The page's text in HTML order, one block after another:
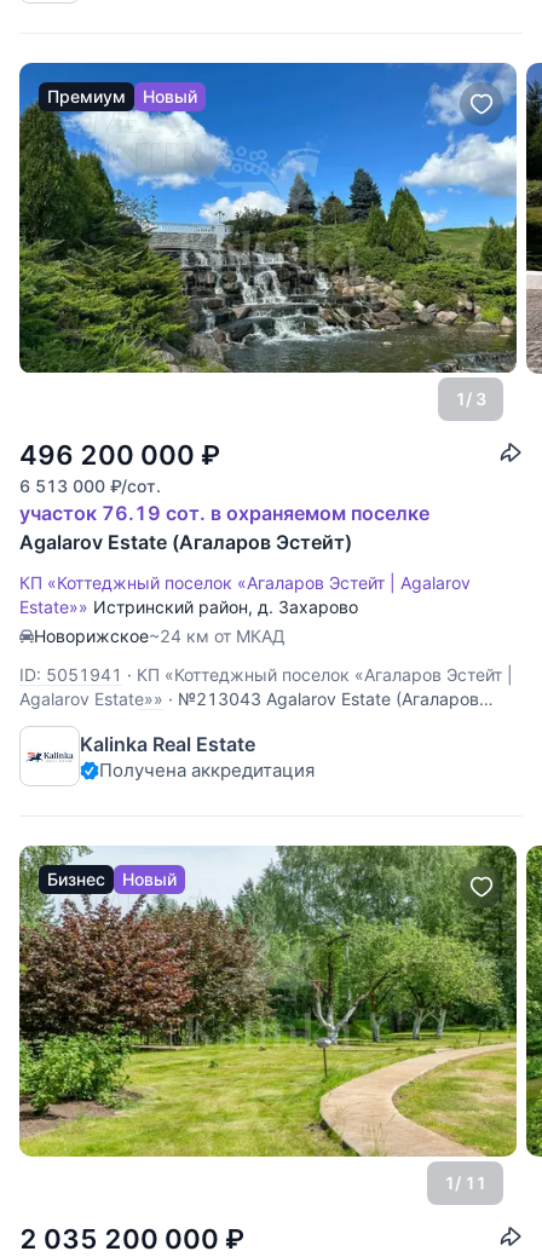
Премиум Новый
1/ 3
496 200 000 ₽
6 513 000 ₽/сот.
участок 76.19 сот. в охраняемом поселке
Agalarov Estate (Агаларов Эстейт)
КП «Коттеджный поселок «Агаларов Эстейт | Agalarov
Estate»» Истринский район, д. Захарово
Новорижское~24 км от МКАД
ID: 5051941 · КП «Коттеджный поселок «Агаларов Эстейт |
Agalarov Estate»» · №213043 Agalarov Estate (Агаларов
Эстейт) Земельный участок площадью 76.19 сотки
расположен в элитном охраняемом поселке Agalarov Estate
(Агаларов Эстейт).
Kalinka Real Estate
Получена аккредитация
Бизнес Новый
1/ 11
2 035 200 000 ₽